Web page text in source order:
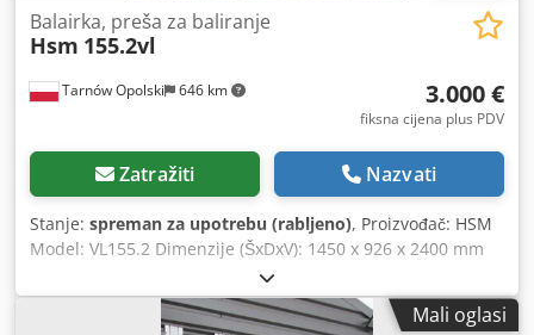
Tarnów Opolski 646 km
Balairka, preša za baliranje
Hsm 155.2vl
3.000 €
fiksna cijena plus PDV
Zatražiti Nazvati
Stanje: spreman za upotrebu (rabljeno), Proizvođač: HSM
Model: VL155.2 Dimenzije (ŠxDxV): 1450 x 926 x 2400 mm
Sila pritiska: 16 t Dkjdpfx Aov Ai Tgofvjr Otvor za punjenje:
1100 - 590 mm Prostor za punjenje - 1100 - 700 x 1130 mm
Veličina bale: 1100x700x950 mm Težina bale: 110 - 200 kg
Mali oglasi